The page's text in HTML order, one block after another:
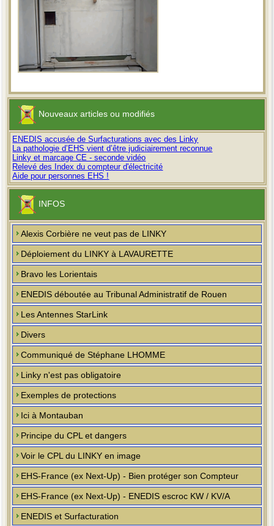
Nouveaux articles ou modifiés
ENEDIS accusée de Surfacturations avec des Linky
La pathologie d’EHS vient d’être judiciairement reconnue
Linky et marcage CE - seconde vidéo
Relevé des Index du compteur d'électricité
Aide pour personnes EHS !
INFOS
Alexis Corbière ne veut pas de LINKY
Déploiement du LINKY à LAVAURETTE
Bravo les Lorientais
ENEDIS déboutée au Tribunal Administratif de Rouen
Les Antennes StarLink
Divers
Communiqué de Stéphane LHOMME
Linky n'est pas obligatoire
Exemples de protections
Ici à Montauban
Principe du CPL et dangers
Voir le CPL du LINKY en image
EHS-France (ex Next-Up) - Bien protéger son Compteur
EHS-France (ex Next-Up) - ENEDIS escroc KW / KV/A
ENEDIS et Surfacturation